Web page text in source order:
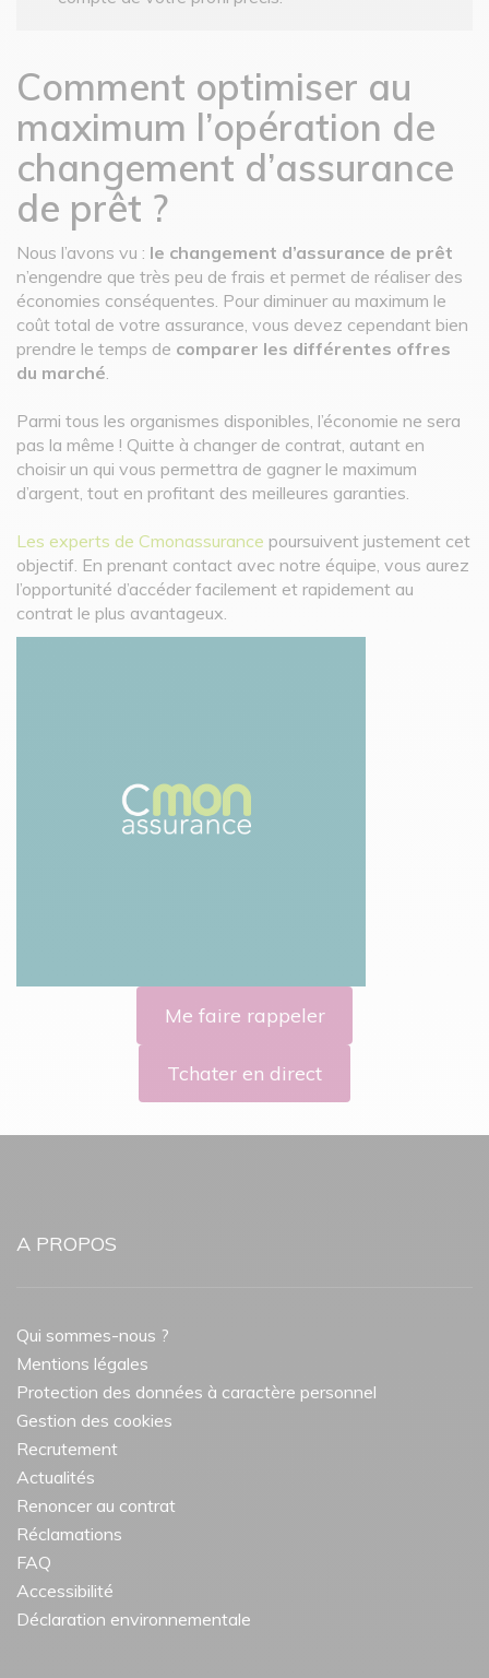
Comment optimiser au
maximum l’opération de
changement d’assurance
de prêt ?
Nous l’avons vu : le changement d’assurance de prêt
n’engendre que très peu de frais et permet de réaliser des
économies conséquentes. Pour diminuer au maximum le
coût total de votre assurance, vous devez cependant bien
prendre le temps de comparer les différentes offres
du marché.
Parmi tous les organismes disponibles, l’économie ne sera
pas la même ! Quitte à changer de contrat, autant en
choisir un qui vous permettra de gagner le maximum
d’argent, tout en profitant des meilleures garanties.
Les experts de Cmonassurance poursuivent justement cet
objectif. En prenant contact avec notre équipe, vous aurez
l’opportunité d’accéder facilement et rapidement au
contrat le plus avantageux.
Me faire rappeler
Tchater en direct
A PROPOS
Qui sommes-nous ?
Mentions légales
Protection des données à caractère personnel
Gestion des cookies
Recrutement
Actualités
Renoncer au contrat
Réclamations
FAQ
Accessibilité
Déclaration environnementale